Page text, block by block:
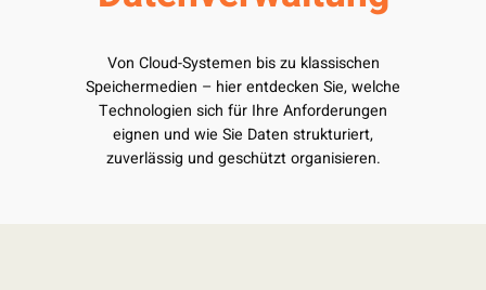
Von Cloud-Systemen bis zu klassischen
Speichermedien – hier entdecken Sie, welche
Technologien sich für Ihre Anforderungen
eignen und wie Sie Daten strukturiert,
zuverlässig und geschützt organisieren.